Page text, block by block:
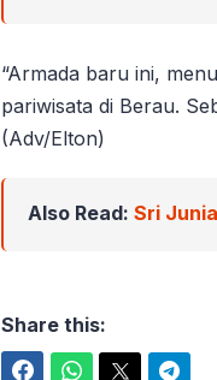
“Armada baru ini,
pariwisata di Berau.
(Adv/Elton)
Also Read: Sri
Share this: